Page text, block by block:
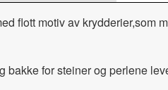
flott motiv av krydderier,som
bakke for steiner og perlene